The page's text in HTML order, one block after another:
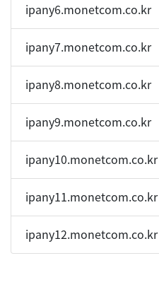
ipany6.monetcom.co.kr
ipany7.monetcom.co.kr
ipany8.monetcom.co.kr
ipany9.monetcom.co.kr
ipany10.monetcom.co.kr
ipany11.monetcom.co.kr
ipany12.monetcom.co.kr